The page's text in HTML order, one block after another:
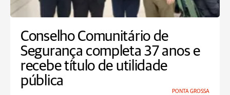
Conselho Comunitário de
Segurança completa 37 anos e
recebe título de utilidade
pública
PONTA GROSSA